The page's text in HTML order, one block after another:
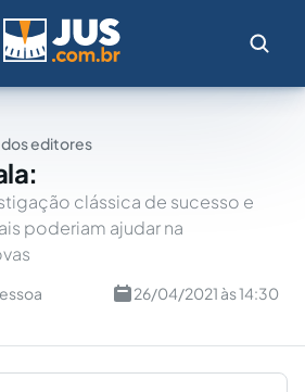
editores
clássica de sucesso e
poderiam ajudar na
26/04/2021 às 14:30